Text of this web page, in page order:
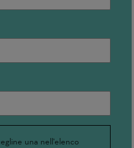
una nell'elenco